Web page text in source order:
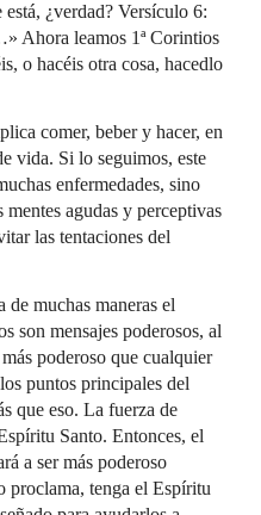
¿verdad? Versículo 6:
Ahora leamos 1ª Corintios
o hacéis otra cosa, hacedlo
comer, beber y hacer, en
vida. Si lo seguimos, este
enfermedades, sino
mentes agudas y perceptivas
las tentaciones del
de muchas maneras el
son mensajes poderosos, al
poderoso que cualquier
puntos principales del
que eso. La fuerza de
Santo. Entonces, el
a ser más poderoso
proclama, tenga el Espíritu